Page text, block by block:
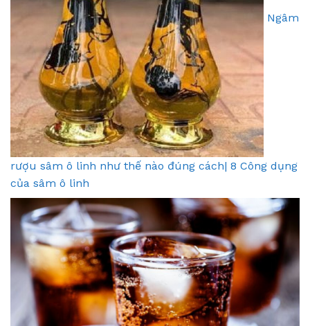
Ngâm
rượu sâm ô linh như thế nào đúng cách| 8 Công dụng
của sâm ô linh